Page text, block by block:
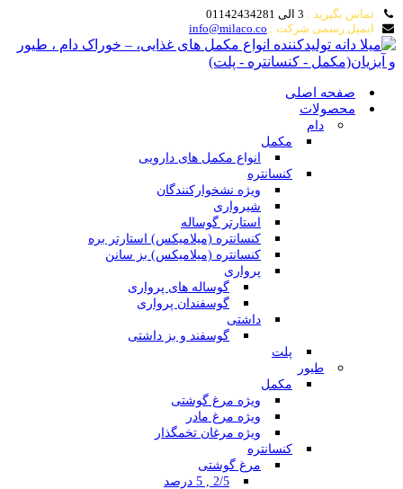
تماس بگیرید : 3 الی 01142434281
ایمیل رسمی شرکت : info@milaco.co
صفحه اصلی
محصولات
دام
مکمل
انواع مکمل های دارویی
کنسانتره
ویژه نشخوارکنندگان
شیرواری
استارتر گوساله
کنسانتره (میلامیکس) استارتر بره
کنسانتره (میلامیکس) بز سانن
پرواری
گوساله های پرواری
گوسفندان پرواری
داشتی
گوسفند و بز داشتی
پلت
طیور
مکمل
ویژه مرغ گوشتی
ویژه مرغ مادر
ویژه مرغان تخمگذار
کنسانتره
مرغ گوشتی
2/5 , 5 درصد